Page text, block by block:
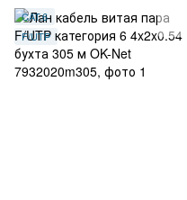
CAT.6
F/UTP